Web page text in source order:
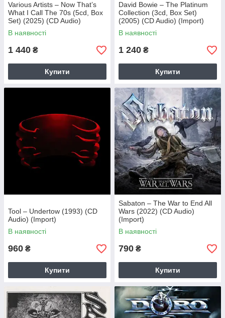
Various Artists – Now That’s
What I Call The 70s (5cd, Box
Set) (2025) (CD Audio)
(Import)
В наявності
1 440 ₴
Купити
David Bowie – The Platinum
Collection (3cd, Box Set)
(2005) (CD Audio) (Import)
В наявності
1 240 ₴
Купити
Tool – Undertow (1993) (CD
Audio) (Import)
В наявності
960 ₴
Купити
Sabaton – The War to End All
Wars (2022) (CD Audio)
(Import)
В наявності
790 ₴
Купити